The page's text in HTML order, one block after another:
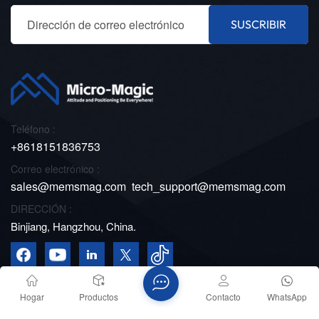
múltiples industrias 1. ¿Por qué la gente monitorea los
ángulos de inclinación?El mundo cambia
constantemente, y las tendencias de diferentes objetos
tendencias preocupantes y posibles problemas futuros.
Hay muchas razones por las que es necesario
monitorear el ángulo o grado de inclinación.Evite
a prevenir lesiones y accidentes. Al trabajar en
pendientes, es importante prestar atención a su ángulo
para evitar resbalones. Si el ángulo es demasiado
pronunciado, puede causar una avalancha, lo cual es
muy peligroso.Asegúrese del funcionamiento normal
del dispositivoOtra razón para supervisar el ángulo de
inclinación es asegurar el correcto funcionamiento del
equipo. Por ejemplo, si una máquina no está nivelada,
podría no funcionar correctamente. Esto puede ser
peligroso para quien la usa y para quienes la rodean.2.
¿Dónde se puede utilizar el sensor de inclinación?Los
sensores de inclinación se pueden utilizar en muchas
SUSCRIBIR
Teléfono :
+8618151836753
Correo electrónico :
sales@memsmag.com tech_support@memsmag.com
DIRECCIÓN :
Binjiang, Hangzhou, China.
Hogar Productos WhatsApp
Contacto